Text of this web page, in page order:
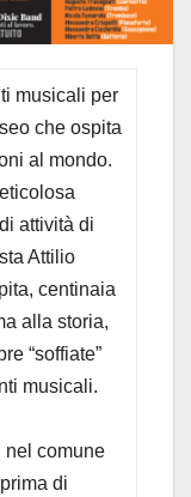
musicali per
che ospita
al mondo.
attività di
Attilio
centinaia
alla storia,
“soffiate”
musicali.
nel comune
di